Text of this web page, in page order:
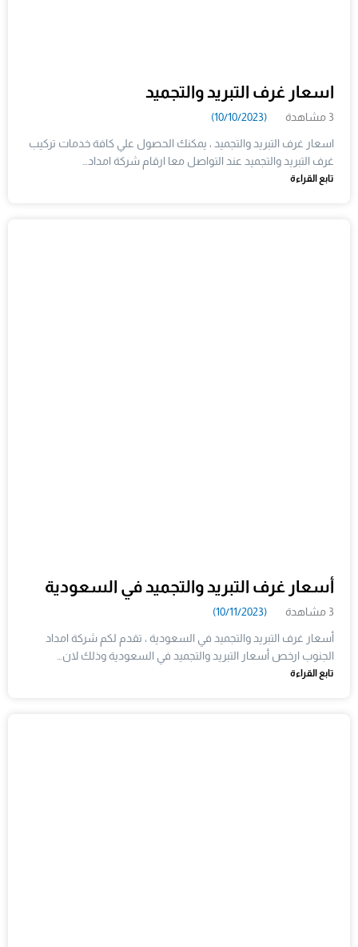
اسعار غرف التبريد والتجميد
3 مشاهدة (10/10/2023)
اسعار غرف التبريد والتجميد ، يمكنك الحصول علي كافة خدمات تركيب
غرف التبريد والتجميد عند التواصل معا ارقام شركة امداد…
تابع القراءة
أسعار غرف التبريد والتجميد في السعودية
3 مشاهدة (10/11/2023)
أسعار غرف التبريد والتجميد في السعودية ، تقدم لكم شركة امداد
الجنوب ارخص أسعار التبريد والتجميد في السعودية وذلك لان…
تابع القراءة